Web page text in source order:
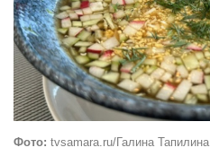
Фото: tvsamara.ru/Галина Тапилина